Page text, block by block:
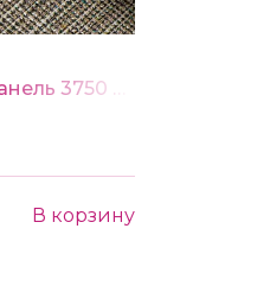
Ткань Джерси Шанель 3750 цв. серый
В корзину